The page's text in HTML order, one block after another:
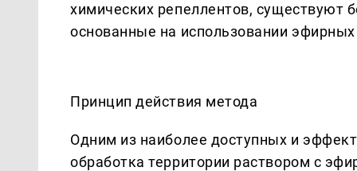
химических репеллентов, существуют
основанные на использовании
Принцип действия метода
Одним из наиболее доступных и
обработка территории раствором с